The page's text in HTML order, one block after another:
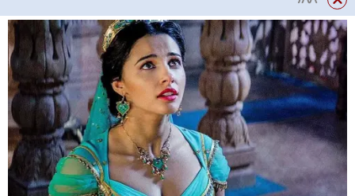
Green Retail 2024 (podzim)
Moskva, Crocus Expo IEC, pav.
1, konferenční místnost G
FlowersExpo 2024
4. – 5. dubna